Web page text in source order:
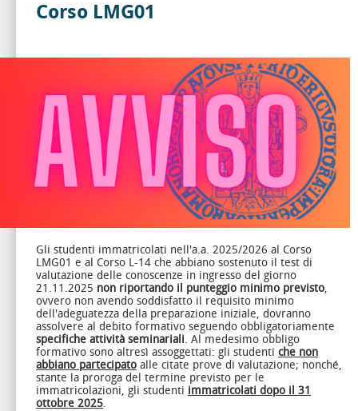
Corso LMG01
Gli studenti immatricolati nell'a.a. 2025/2026 al Corso
LMG01 e al Corso L-14 che abbiano sostenuto il test di
valutazione delle conoscenze in ingresso del giorno
21.11.2025 non riportando il punteggio minimo previsto,
ovvero non avendo soddisfatto il requisito minimo
dell'adeguatezza della preparazione iniziale, dovranno
assolvere al debito formativo seguendo obbligatoriamente
specifiche attività seminariali. Al medesimo obbligo
formativo sono altresì assoggettati: gli studenti che non
abbiano partecipato alle citate prove di valutazione; nonché,
stante la proroga del termine previsto per le
immatricolazioni, gli studenti immatricolati dopo il 31
ottobre 2025.